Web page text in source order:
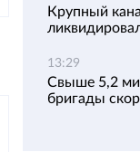
Крупный
13:29
Свыше 5,2
бригады